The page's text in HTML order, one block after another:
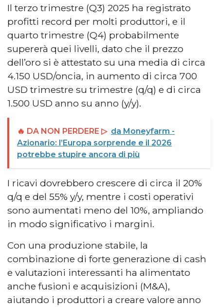
Il terzo trimestre (Q3) 2025 ha registrato
profitti record per molti produttori, e il
quarto trimestre (Q4) probabilmente
supererà quei livelli, dato che il prezzo
dell’oro si è attestato su una media di circa
4.150 USD/oncia, in aumento di circa 700
USD trimestre su trimestre (q/q) e di circa
1.500 USD anno su anno (y/y).
🔥 DA NON PERDERE ▷ da Moneyfarm -
Azionario: l’Europa sorprende e il 2026
potrebbe stupire ancora di più
I ricavi dovrebbero crescere di circa il 20%
q/q e del 55% y/y, mentre i costi operativi
sono aumentati meno del 10%, ampliando
in modo significativo i margini.
Con una produzione stabile, la
combinazione di forte generazione di cash
e valutazioni interessanti ha alimentato
anche fusioni e acquisizioni (M&A),
aiutando i produttori a creare valore anno